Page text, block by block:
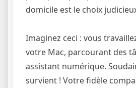
domicile est le choix
Imaginez ceci : vous
votre Mac, parcourant des
assistant numérique.
survient ! Votre fidèle